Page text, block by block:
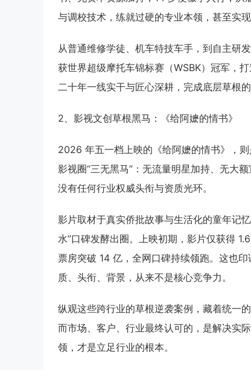
与调校技术，练就过硬的专业本领，甚至实现
从普通维修学徒、机车特技车手，到自主研
获世界超级摩托车锦标赛（WSBK）冠军，
二十年一线实干与匠心深耕，完成底层草根的
2、影视文创草根黑马：《给阿嬷的情书》
2026 年五一档上映的《给阿嬷的情书》，
影视圈“三无黑马”：无流量明星加持、无大
没有任何行业权威头衔与资质光环。
影片取材于真实侨批故事与生活化的童年记
水”口碑发酵出圈。上映初期，影片仅获得
票房突破 14 亿，全网口碑持续领跑。这也
质、头衔、背景，从来不是核心竞争力。
纵观这些跨行业的草根逆袭案例，藏着统一
而市场、客户、行业最终认可的，是解决实
领，才是立足行业的根本。